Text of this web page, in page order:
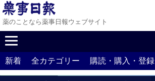
薬のことなら薬事日報ウェブサイト
新着 全カテゴリー 購読・購入・登録